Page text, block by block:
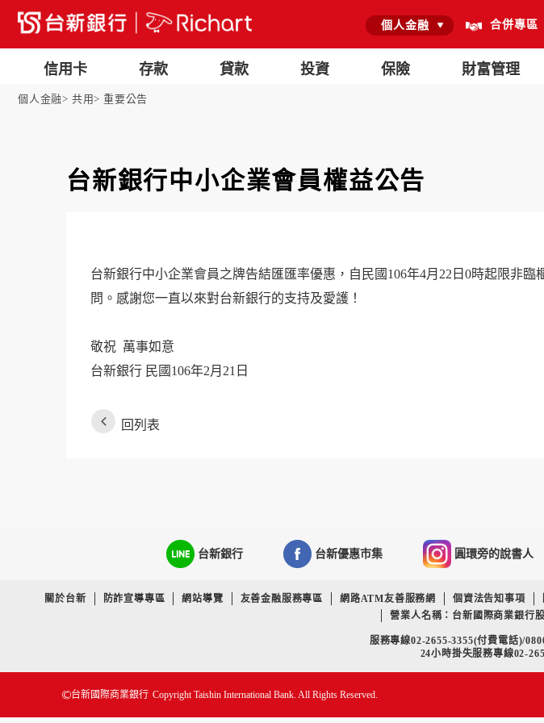
信用卡 存款 貸款 投資 保險 財富管理
個人金融 合併專區
個人金融 共用 重要公告
台新銀行中小企業會員權益公告
台新銀行中小企業會員之牌告結匯匯率優惠，自民國106年4月22日0時起限非
問。感謝您一直以來對台新銀行的支持及愛護！
敬祝 萬事如意
台新銀行 民國106年2月21日
回列表
台新銀行 台新優惠市集 圓環旁的說書人
關於台新 防詐宣導專區 網站導覽 友善金融服務專區 網路ATM友善服務網 個資法告知事項
營業人名稱：台新國際商業銀行
服務專線02-2655-3355(付費電話)/
24小時掛失服務專線02-
台新國際商業銀行 Copyright Taishin International Bank. All Rights Reserved.